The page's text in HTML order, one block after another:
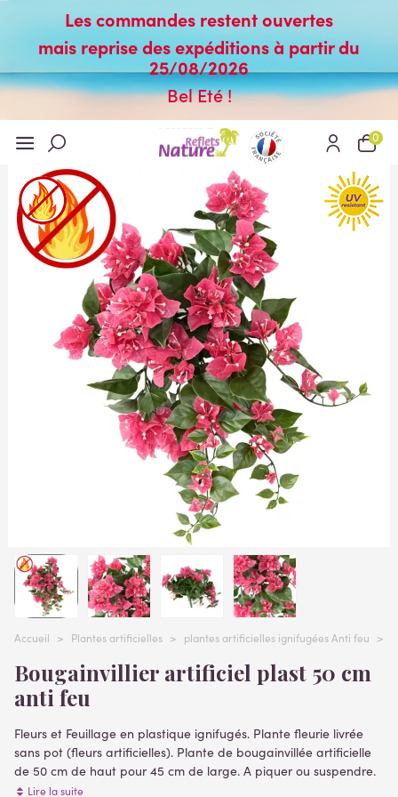
Les commandes restent ouvertes
mais reprise des expéditions à partir du
25/08/2026
Bel Eté !
0
Accueil > Plantes artificielles > plantes artificielles ignifugées Anti feu >
Bougainvillier artificiel plast 50 cm
anti feu
Fleurs et Feuillage en plastique ignifugés. Plante fleurie livrée
sans pot (fleurs artificielles). Plante de bougainvillée artificielle
de 50 cm de haut pour 45 cm de large. A piquer ou suspendre.
Convient pour l'extérieur aussi bien qu'en intérieur
Lire la suite